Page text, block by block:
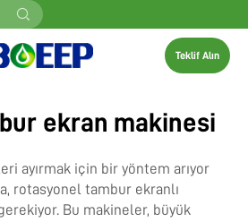
Teklif Alın
ekran makinesi
ayırmak için bir yöntem arıyor
rotasyonel tambur ekranlı
Bu makineler, büyük